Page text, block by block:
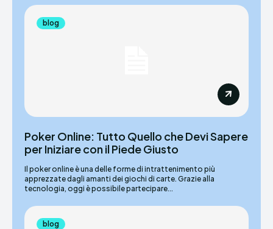
blog
Poker Online: Tutto Quello che Devi Sapere
per Iniziare con il Piede Giusto
Il poker online è una delle forme di intrattenimento più
apprezzate dagli amanti dei giochi di carte. Grazie alla
tecnologia, oggi è possibile partecipare...
blog